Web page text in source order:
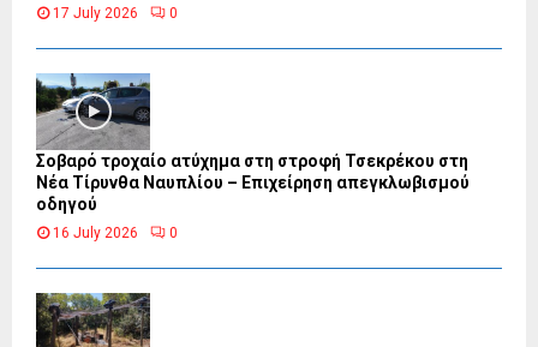
17 July 2026 0
Σοβαρό τροχαίο ατύχημα στη στροφή Τσεκρέκου στη
Νέα Τίρυνθα Ναυπλίου – Επιχείρηση απεγκλωβισμού
οδηγού
16 July 2026 0